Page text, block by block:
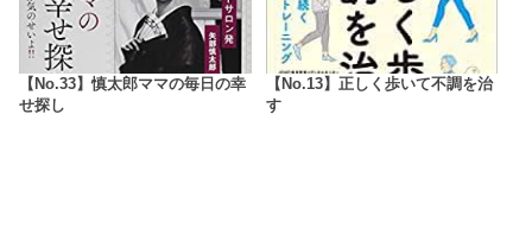
【No.33】慎太郎ママの毎日の幸
せ探し
【No.13】正しく歩いて不調を治
す